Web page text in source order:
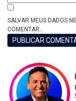
SALVAR MEUS DADOS
COMENTAR.